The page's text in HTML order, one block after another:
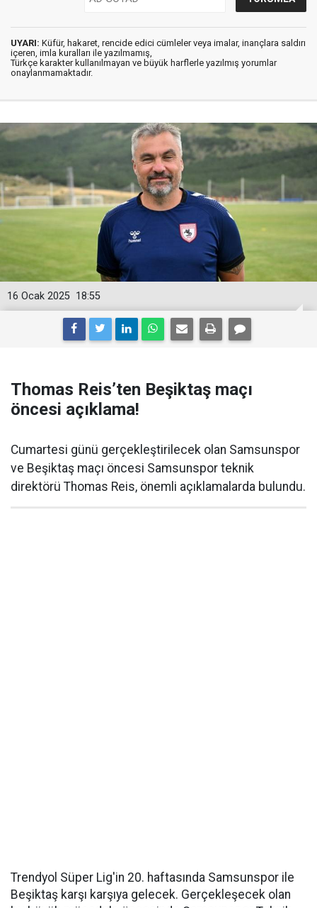
UYARI: Küfür, hakaret, rencide edici cümleler veya imalar, inançlara saldırı
içeren, imla kuralları ile yazılmamış,
Türkçe karakter kullanılmayan ve büyük harflerle yazılmış yorumlar
onaylanmamaktadır.
18:55
16 Ocak 2025
Thomas Reis’ten Beşiktaş maçı
öncesi açıklama!
Cumartesi günü gerçekleştirilecek olan Samsunspor
ve Beşiktaş maçı öncesi Samsunspor teknik
direktörü Thomas Reis, önemli açıklamalarda bulundu.
Trendyol Süper Lig'in 20. haftasında Samsunspor ile
Beşiktaş karşı karşıya gelecek. Gerçekleşecek olan